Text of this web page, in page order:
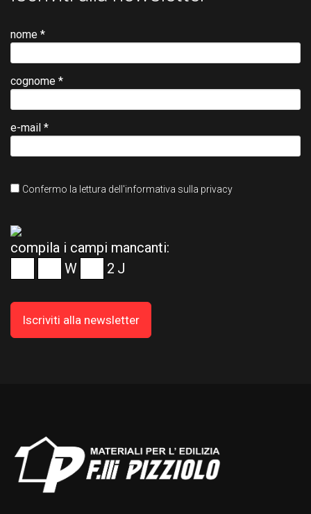
nome *
cognome *
e-mail *
Confermo la lettura dell'informativa sulla privacy
compila i campi mancanti:
W
2 J